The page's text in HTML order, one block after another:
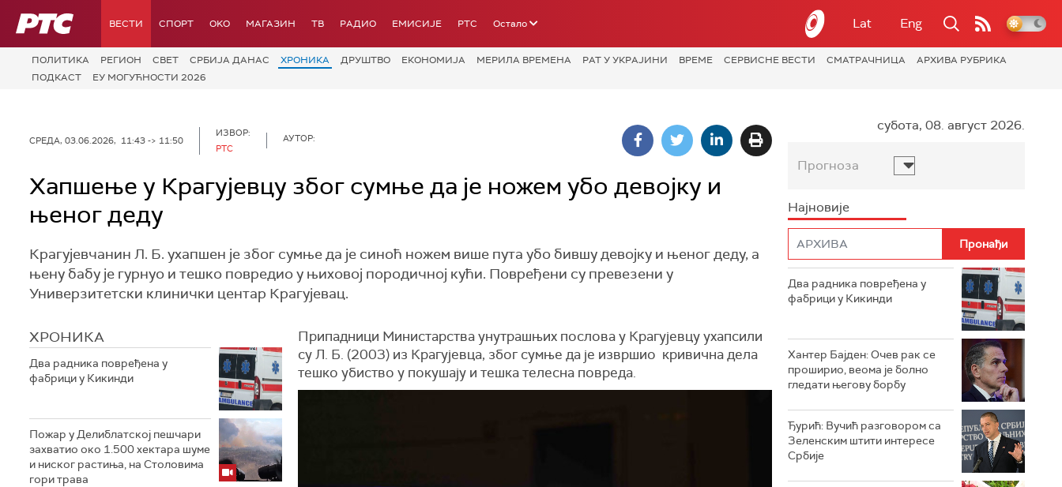
РТС ВЕСТИ СПОРТ OKO МАГАЗИН ТВ РАДИО ЕМИСИЈЕ РТС Остало Lat Eng
ПОЛИТИКА РЕГИОН СВЕТ СРБИЈА ДАНАС ХРОНИКА ДРУШТВО ЕКОНОМИЈА МЕРИЛА ВРЕМЕНА РАТ У УКРАЈИНИ ВРЕМЕ СЕРВИСНЕ ВЕСТИ СМАТРАЧНИЦА
АРХИВА РУБРИКА
ПОДКАСТ
ЕУ МОГУЋНОСТИ 2026
СРЕДА, 03.06.2026, 11:43 -> 11:50
ИЗВОР:
РТС
АУТОР:
Хапшење у Крагујевцу због сумње да је ножем убо девојку и
њеног деду
Крагујевчанин Л. Б. ухапшен је због сумње да је синоћ ножем више пута убо бившу девојку и њеног деду, а
њену бабу је гурнуо и тешко повредио у њиховој породичној кући. Повређени су превезени у
Универзитетски клинички центар Крагујевац.
ХРОНИКА
Два радника повређена у
фабрици у Кикинди
Пожар у Делиблатској пешчари
захватио око 1.500 хектара шуме
и ниског растиња, на Столовима
гори трава
Припадници Министарства унутрашњих послова у Крагујевцу ухапсили
су Л. Б. (2003) из Крагујевца, због сумње да је извршио кривична дела
тешко убиство у покушају и тешка телесна повреда.
субота, 08. август 2026.
Прогноза
Најновије
Два радника повређена у
фабрици у Кикинди
Хантер Бајден: Очев рак се
проширио, веома је болно
гледати његову борбу
Ђурић: Вучић разговором са
Зеленским штити интересе
Србије